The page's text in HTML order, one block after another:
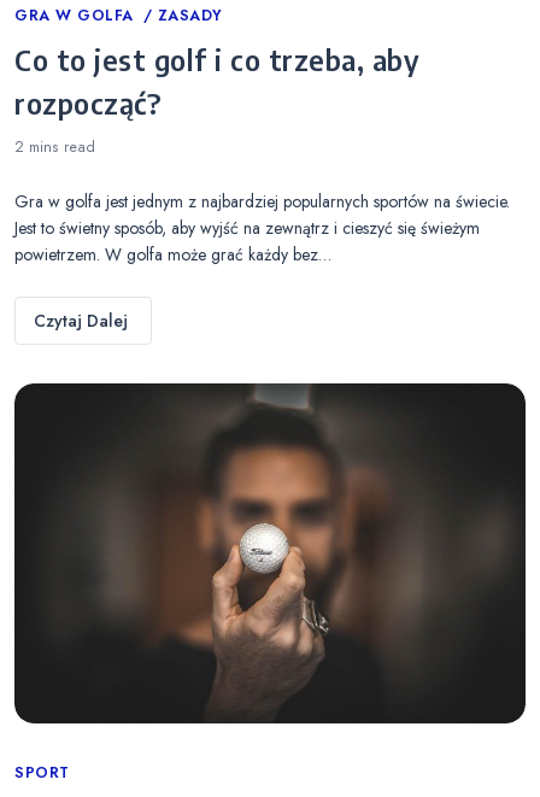
Categories
GRA W GOLFA ZASADY
Co to jest golf i co trzeba, aby
rozpocząć?
2 mins read
Gra w golfa jest jednym z najbardziej popularnych sportów na świecie.
Jest to świetny sposób, aby wyjść na zewnątrz i cieszyć się świeżym
powietrzem. W golfa może grać każdy bez…
Czytaj Dalej
Categories
SPORT